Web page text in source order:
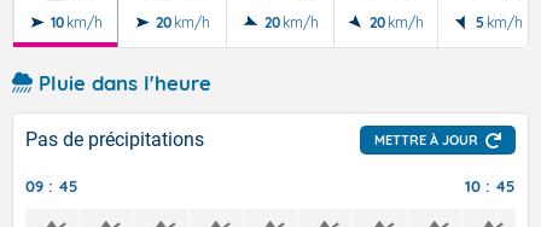
10 km/h 20 km/h 20 km/h 20 km/h 5 km/h
Pluie dans l'heure
Pas de précipitations METTRE À JOUR
09 : 45 10 : 45